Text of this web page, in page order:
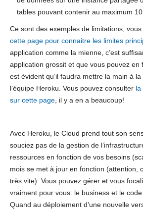
tables pouvant contenir au maximum 10
Ce sont des exemples de limitations,
cette page pour connaitre les limites
application comme la mienne, c’est
application grossit et que vous pouvez en
est évident qu’il faudra mettre la main à
l’équipe Heroku. Vous pouvez consulter la
sur cette page , il y a en a beaucoup!
Avec Heroku, le Cloud prend tout son
souciez pas de la gestion de
ressources en fonction de vos besoins
mois se met à jour en fonction (attention,
très vite). Vous pouvez gérer et vous
vraiment pour vous: le business et le
Quand au déploiement d’une nouvelle